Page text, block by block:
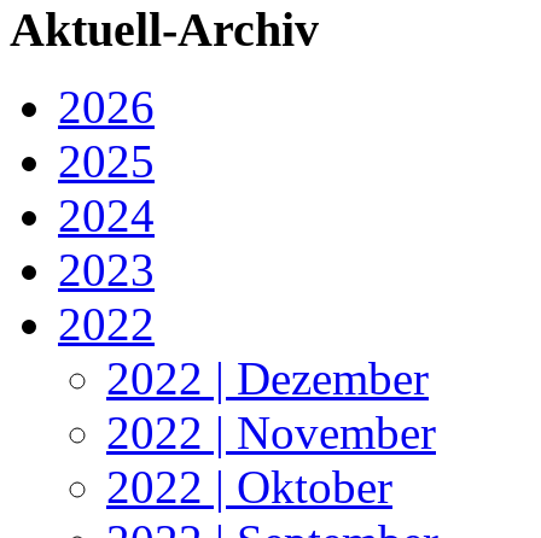
Aktuell-Archiv
2026
2025
2024
2023
2022
2022 | Dezember
2022 | November
2022 | Oktober